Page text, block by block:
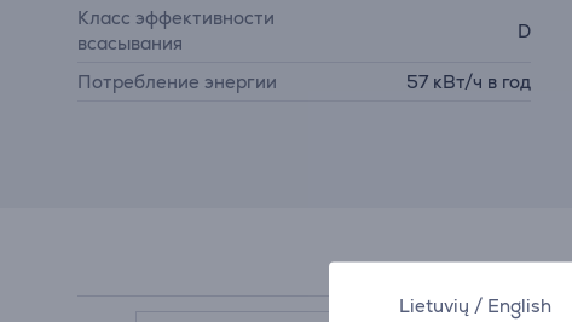
Lietuvių / English
Класс эффективности
всасывания
D
Потребление энергии 57 кВт/ч в год